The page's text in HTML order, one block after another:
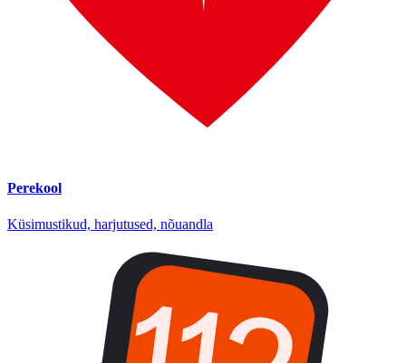
Perekool
Küsimustikud, harjutused, nõuandla